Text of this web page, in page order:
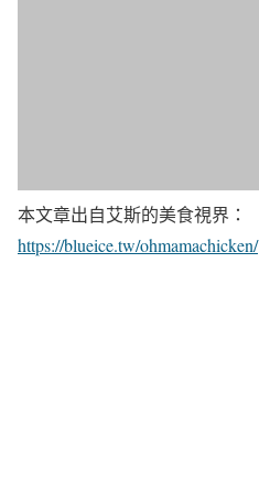
本文章出自艾斯的美食視界：
https://blueice.tw/ohmamachicken/